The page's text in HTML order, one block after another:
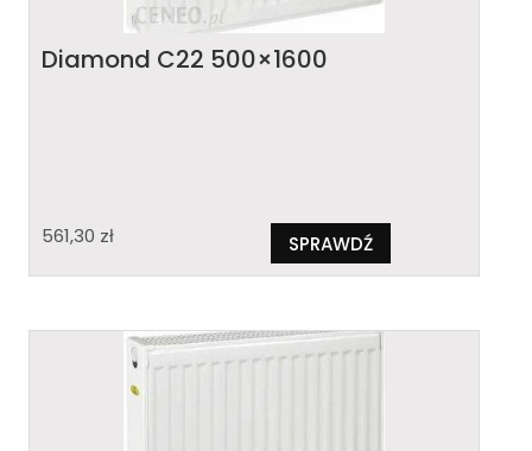
Diamond C22 500×1600
561,30 zł SPRAWDŹ